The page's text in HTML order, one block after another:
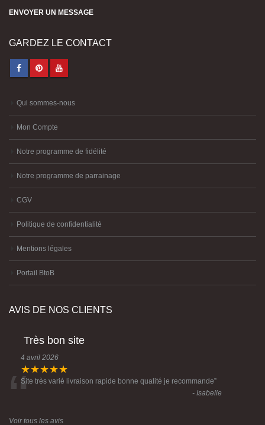
ENVOYER UN MESSAGE
GARDEZ LE CONTACT
Qui sommes-nous
Mon Compte
Notre programme de fidélité
Notre programme de parrainage
CGV
Politique de confidentialité
Mentions légales
Portail BtoB
AVIS DE NOS CLIENTS
Très bon site
4 avril 2026
★★★★★
“Site très varié livraison rapide bonne qualité je recommande”
- Isabelle
Voir tous les avis